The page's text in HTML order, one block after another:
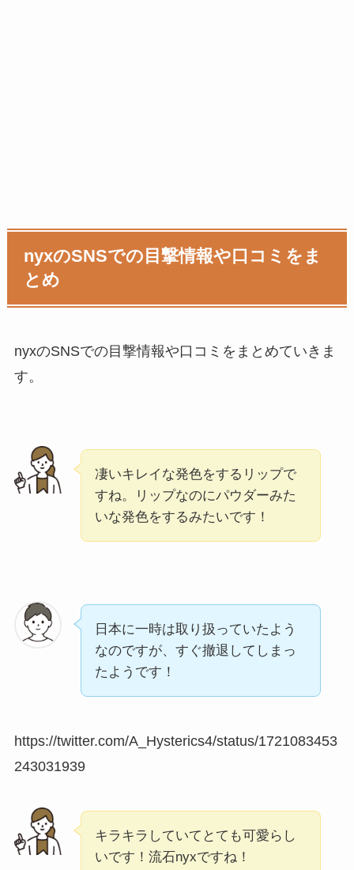
nyxのSNSでの目撃情報や口コミをま
とめ
nyxのSNSでの目撃情報や口コミをまとめていきま
す。
凄いキレイな発色をするリップで
すね。リップなのにパウダーみた
いな発色をするみたいです！
日本に一時は取り扱っていたよう
なのですが、すぐ撤退してしまっ
たようです！
https://twitter.com/A_Hysterics4/status/1721083453
243031939
キラキラしていてとても可愛らし
いです！流石nyxですね！